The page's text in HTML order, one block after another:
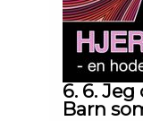
6. 6.
Barn